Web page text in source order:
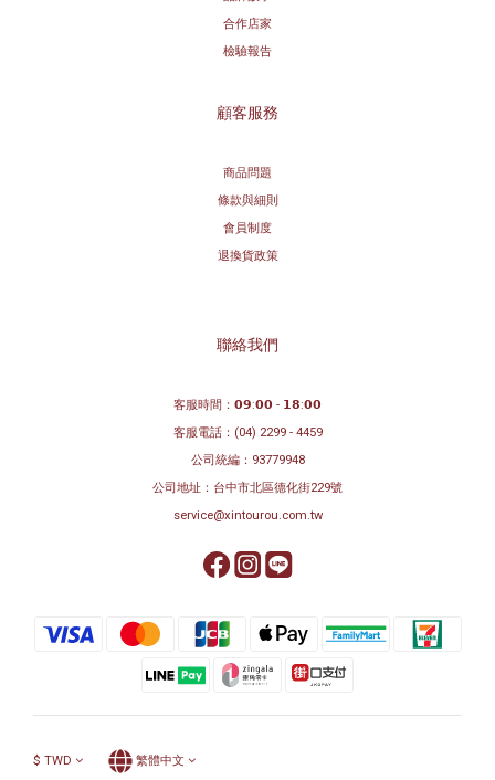
合作店家
檢驗報告
顧客服務
商品問題
條款與細則
會員制度
退換貨政策
聯絡我們
客服時間：𝟬𝟵:𝟬𝟬 - 𝟭𝟴:𝟬𝟬
客服電話： (04) 2299 - 4459
公司統編：93779948
公司地址： 台中市北區德化街229號
service@xintourou.com.tw
$ TWD 繁體中文